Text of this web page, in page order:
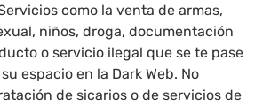
como la venta de armas,
niños, droga, documentación
o servicio ilegal que se te pase
espacio en la Dark Web. No
de sicarios o de servicios de